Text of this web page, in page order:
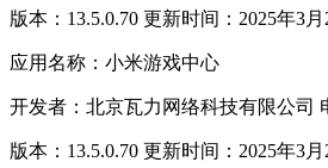
版本：13.5.0.70 更新时间：2025年3月
应用名称：小米游戏中心
开发者：北京瓦力网络科技有限公司
版本：13.5.0.70 更新时间：2025年3月